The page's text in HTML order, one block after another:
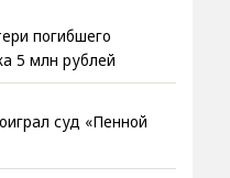
погибшего
5 млн рублей
суд «Пенной